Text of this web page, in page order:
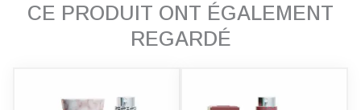
CE PRODUIT ONT ÉGALEMENT
REGARDÉ